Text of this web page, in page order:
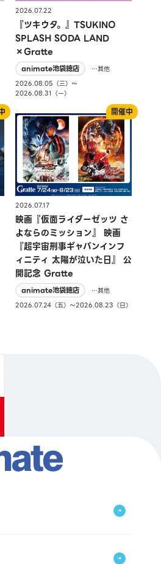
2026.07.22
『ツキウタ。』TSUKINO
SPLASH SODA LAND
×Gratte
animate池袋總店
…其他
2026.08.05（三）〜
2026.08.31（一）
2026.07.17
映画『仮面ライダーゼッツ さ
よならのミッション』 映画
『超宇宙刑事ギャバンインフ
ィニティ 太陽が泣いた日』 公
開記念 Gratte
animate池袋總店
…其他
2026.07.24（五）〜2026.08.23（日）